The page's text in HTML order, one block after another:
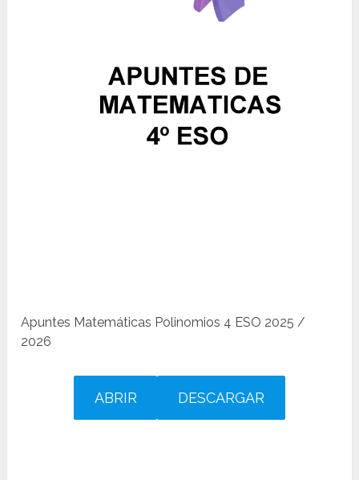
Apuntes Matemáticas Polinomios 4 ESO 2025 /
2026
ABRIR DESCARGAR